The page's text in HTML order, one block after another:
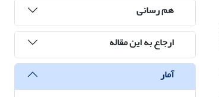
هم رسانی
ارجاع به این مقاله
آمار